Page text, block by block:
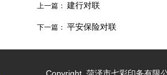
上一篇： 建行对联
下一篇： 平安保险对联